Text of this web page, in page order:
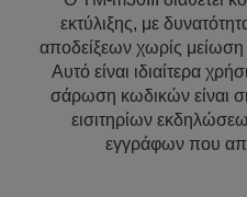
εκτύλιξης, με
αποδείξεων χωρίς
Αυτό είναι ιδιαίτερα
σάρωση κωδικών είναι
εισιτηρίων
εγγράφων που